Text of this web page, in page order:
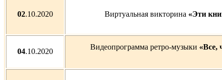
02.10.2020 Виртуальная викторина «Эти
04.10.2020
Видеопрограмма ретро-музыки «Все,